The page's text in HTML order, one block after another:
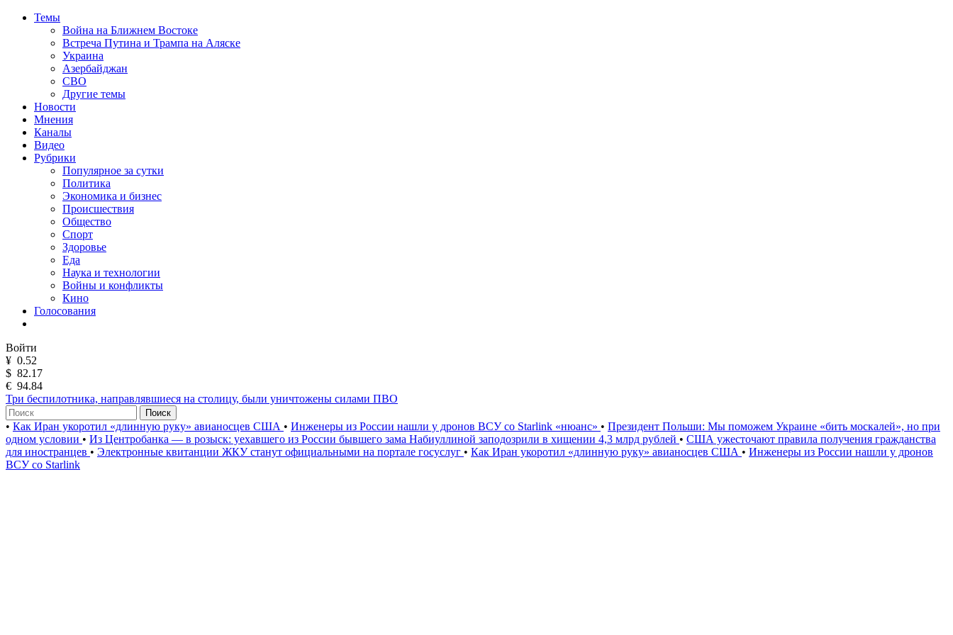
Темы
Война на Ближнем Востоке
Встреча Путина и Трампа на Аляске
Украина
Азербайджан
СВО
Другие темы
Новости
Мнения
Каналы
Видео
Рубрики
Популярное за сутки
Политика
Экономика и бизнес
Происшествия
Общество
Спорт
Здоровье
Еда
Наука и технологии
Войны и конфликты
Кино
Голосования
Войти
¥ 0.52
$ 82.17
€ 94.84
Три беспилотника, направлявшиеся на столицу, были уничтожены силами ПВО
Поиск
• Как Иран укоротил «длинную руку» авианосцев США • Инженеры из России нашли у дронов ВСУ со Starlink «нюанс» • Президент Польши: Мы поможем Украине «бить москалей», но при
одном условии • Из Центробанка — в розыск: уехавшего из России бывшего зама Набиуллиной заподозрили в хищении 4,3 млрд рублей • США ужесточают правила получения гражданства
для иностранцев • Электронные квитанции ЖКУ станут официальными на портале госуслуг • Как Иран укоротил «длинную руку» авианосцев США • Инженеры из России нашли у дронов
ВСУ со Starlink